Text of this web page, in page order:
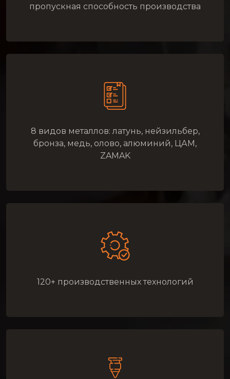
пропускная способность производства
8 видов металлов: латунь, нейзильбер,
бронза, медь, олово, алюминий, ЦАМ,
ZAMAK
120+ производственных технологий